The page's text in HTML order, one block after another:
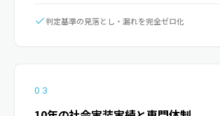
判定基準の見落とし・漏れを完全ゼロ化
03